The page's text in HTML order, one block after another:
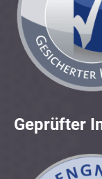
Geprüfter